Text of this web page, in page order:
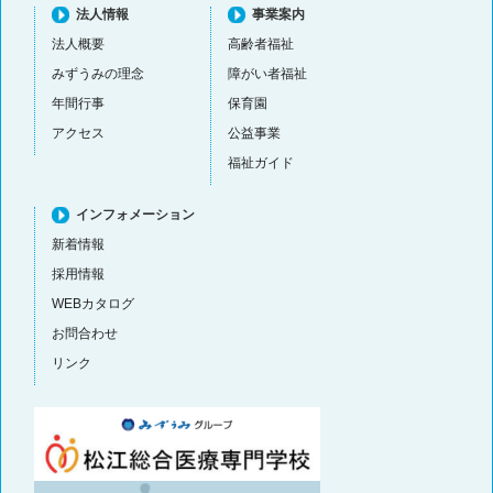
法人情報
法人概要
みずうみの理念
年間行事
アクセス
事業案内
高齢者福祉
障がい者福祉
保育園
公益事業
福祉ガイド
インフォメーション
新着情報
採用情報
WEBカタログ
お問合わせ
リンク